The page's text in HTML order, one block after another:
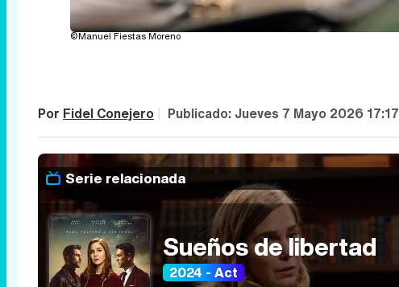
©Manuel Fiestas Moreno
Por Fidel Conejero | Publicado: Jueves 7 Mayo 2026 17:17
Serie relacionada
Sueños de libertad
2024 - Act